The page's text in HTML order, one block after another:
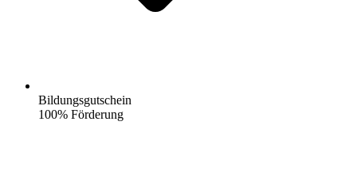
Bildungsgutschein
100% Förderung